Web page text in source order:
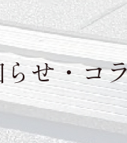
せ・コ